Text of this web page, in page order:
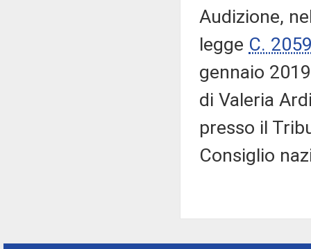
Audizione,
legge C.
gennaio
di Valeria
presso il
Consiglio